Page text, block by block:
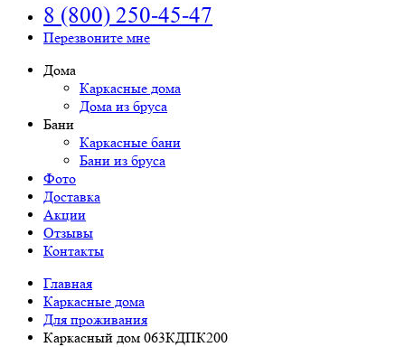
8 (800) 250-45-47
Перезвоните мне
Дома
Каркасные дома
Дома из бруса
Бани
Каркасные бани
Бани из бруса
Фото
Доставка
Акции
Отзывы
Контакты
Главная
Каркасные дома
Для проживания
Каркасный дом 063КДПК200